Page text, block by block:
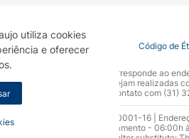
utiliza cookies
e oferecer
para pacientes
de trombose, doenças
não devem usar o
conversar com seu médico
da Privacidade Covid-19 Código de
que o seu site oficial corresponde ao
recomendamos que não sejam realizadas
dúvidas, gentileza entrar em contato com (31)
S.A | CNPJ: 17.256.512.0001-16 |
5000 Horário de funcionamento - 06:00h